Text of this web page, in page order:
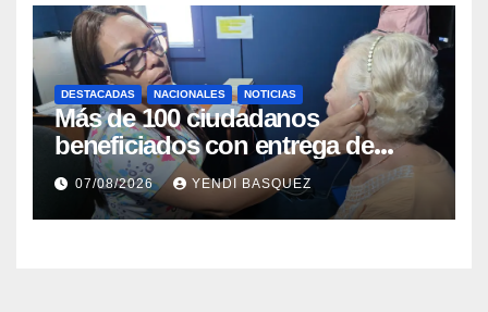
DESTACADAS NACIONALES NOTICIAS
Más de 100 ciudadanos
beneficiados con entrega de
prótesis auditivas en el Centro de
Rehabilitación J.J. Arvelo
07/08/2026 YENDI BASQUEZ